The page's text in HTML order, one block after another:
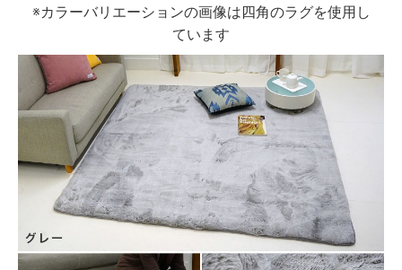
※カラーバリエーションの画像は四角のラグを使用し
ています